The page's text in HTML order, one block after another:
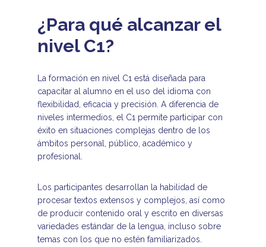
¿Para qué alcanzar el
nivel C1?
La formación en nivel C1 está diseñada para
capacitar al alumno en el uso del idioma con
flexibilidad, eficacia y precisión. A diferencia de
niveles intermedios, el C1 permite participar con
éxito en situaciones complejas dentro de los
ámbitos personal, público, académico y
profesional.
Los participantes desarrollan la habilidad de
procesar textos extensos y complejos, así como
de producir contenido oral y escrito en diversas
variedades estándar de la lengua, incluso sobre
temas con los que no estén familiarizados.